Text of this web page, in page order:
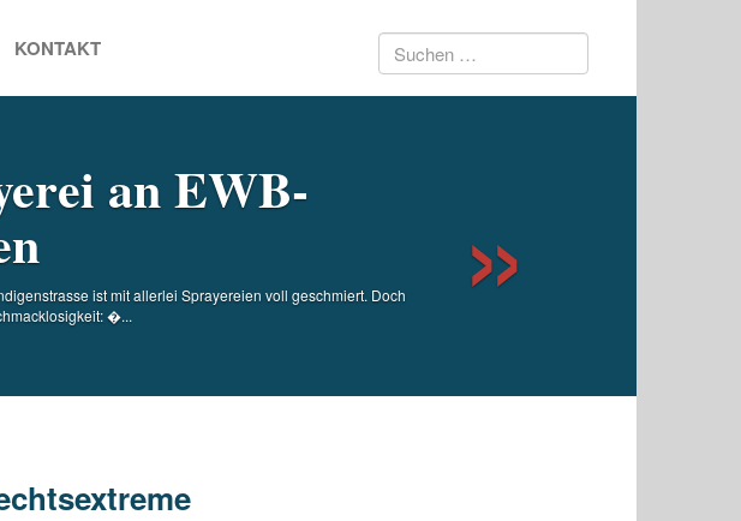
KONTAKT Suchen
an EWB-
ist mit allerlei Sprayereien voll geschmiert. Doch
�...